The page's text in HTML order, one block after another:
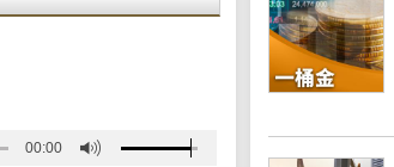
00:00